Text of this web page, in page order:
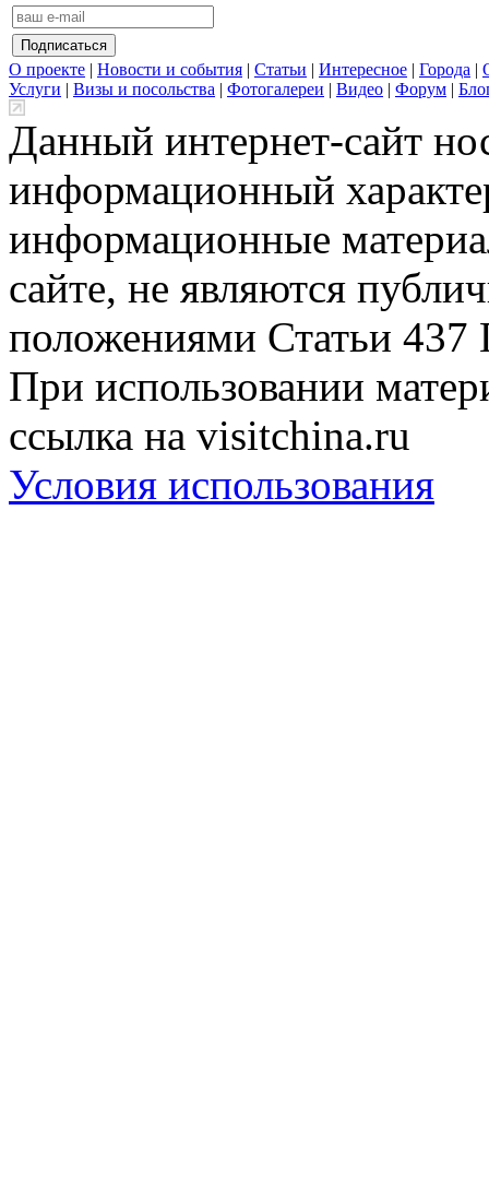
О проекте | Новости и события | Статьи | Интересное | Города |
Услуги | Визы и посольства | Фотогалереи | Видео | Форум |
Данный интернет-сайт
информационный
информационные
сайте, не являются
положениями Статьи 437
При использовании
ссылка на visitchina.ru
Условия использования